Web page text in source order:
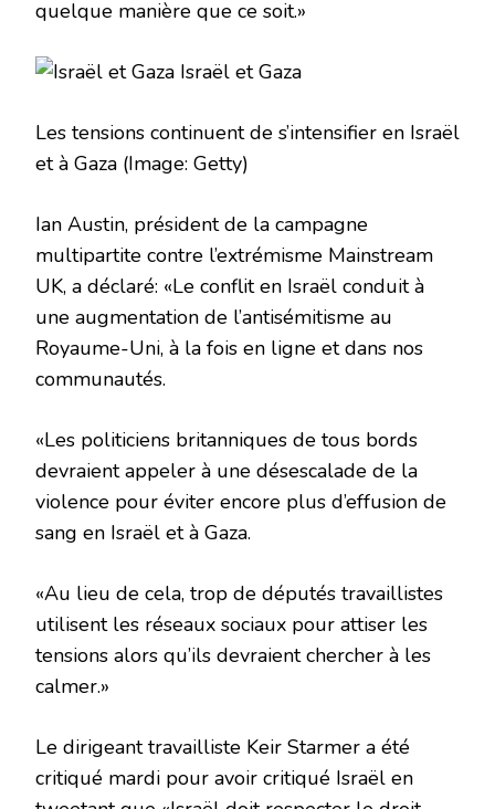
quelque manière que ce soit.»
Les tensions continuent de s’intensifier en Israël
et à Gaza (Image: Getty)
Ian Austin, président de la campagne
multipartite contre l’extrémisme Mainstream
UK, a déclaré: «Le conflit en Israël conduit à
une augmentation de l’antisémitisme au
Royaume-Uni, à la fois en ligne et dans nos
communautés.
«Les politiciens britanniques de tous bords
devraient appeler à une désescalade de la
violence pour éviter encore plus d’effusion de
sang en Israël et à Gaza.
«Au lieu de cela, trop de députés travaillistes
utilisent les réseaux sociaux pour attiser les
tensions alors qu’ils devraient chercher à les
calmer.»
Le dirigeant travailliste Keir Starmer a été
critiqué mardi pour avoir critiqué Israël en